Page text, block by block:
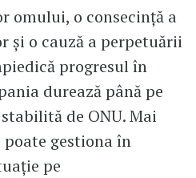
omului, o consecință a
și o cauză a perpetuării
progresul în
durează până pe
de ONU. Mai
gestiona în
pe